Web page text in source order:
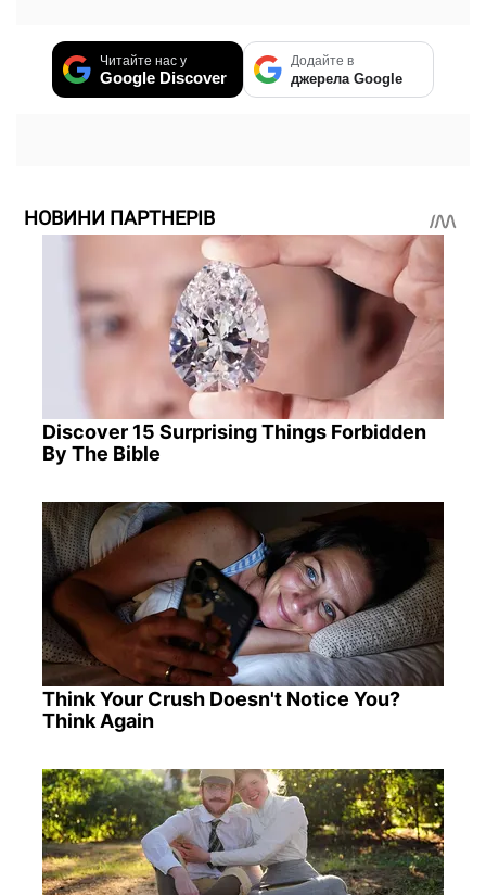
Читайте нас у
Google Discover
Додайте в
джерела Google
НОВИНИ ПАРТНЕРІВ
Discover 15 Surprising Things Forbidden
By The Bible
Think Your Crush Doesn't Notice You?
Think Again